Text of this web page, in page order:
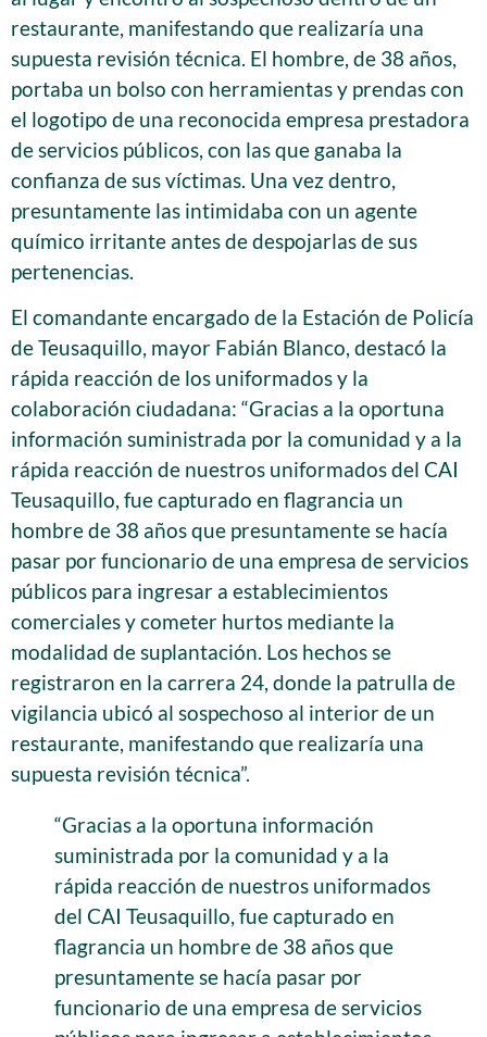
restaurante, manifestando que realizaría una
supuesta revisión técnica. El hombre, de 38 años,
portaba un bolso con herramientas y prendas con
el logotipo de una reconocida empresa prestadora
de servicios públicos, con las que ganaba la
confianza de sus víctimas. Una vez dentro,
presuntamente las intimidaba con un agente
químico irritante antes de despojarlas de sus
pertenencias.
El comandante encargado de la Estación de Policía
de Teusaquillo, mayor Fabián Blanco, destacó la
rápida reacción de los uniformados y la
colaboración ciudadana: “Gracias a la oportuna
información suministrada por la comunidad y a la
rápida reacción de nuestros uniformados del CAI
Teusaquillo, fue capturado en flagrancia un
hombre de 38 años que presuntamente se hacía
pasar por funcionario de una empresa de servicios
públicos para ingresar a establecimientos
comerciales y cometer hurtos mediante la
modalidad de suplantación. Los hechos se
registraron en la carrera 24, donde la patrulla de
vigilancia ubicó al sospechoso al interior de un
restaurante, manifestando que realizaría una
supuesta revisión técnica”.
“Gracias a la oportuna información
suministrada por la comunidad y a la
rápida reacción de nuestros uniformados
del CAI Teusaquillo, fue capturado en
flagrancia un hombre de 38 años que
presuntamente se hacía pasar por
funcionario de una empresa de servicios